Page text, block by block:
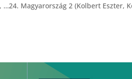
Magyarország 2 (Kolbert Eszter,